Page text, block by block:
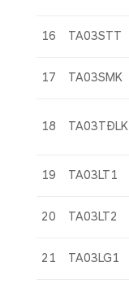
16 TA03STT
17 TA03SMK
18 TA03TĐLK
19 TA03LT1
20 TA03LT2
21 TA03LG1